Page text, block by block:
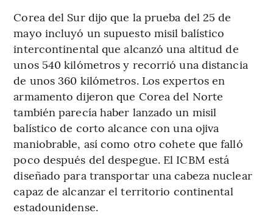
Corea del Sur dijo que la prueba del 25 de
mayo incluyó un supuesto misil balístico
intercontinental que alcanzó una altitud de
unos 540 kilómetros y recorrió una distancia
de unos 360 kilómetros. Los expertos en
armamento dijeron que Corea del Norte
también parecía haber lanzado un misil
balístico de corto alcance con una ojiva
maniobrable, así como otro cohete que falló
poco después del despegue. El ICBM está
diseñado para transportar una cabeza nuclear
capaz de alcanzar el territorio continental
estadounidense.